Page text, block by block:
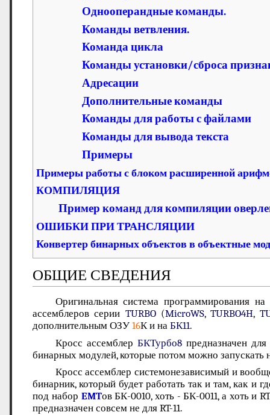
Однооперандные команды.
Команды ветвления.
Команда цикла
Команды установки/сброса
Адресации
Дополнительные команды
Команды для работы с файлами
Команды для вывода текста
Примеры
Примеры работы с блоком расширенной
КОМПИЛЯЦИЯ
Пример команд для компиляции
ОШИБКИ ПРИ ТРАНСЛЯЦИИ
Конвертер бинарных объектов в объектные
ОБЩИЕ СВЕДЕНИЯ
Оригинальная система программирования
ассемблеров серии TURBO(MicroWS,TURBO4H,
дополнительным ОЗУ16К и наБК11.
Кросс ассемблер БКТурбо8предназначен
бинарных модулей, которые потом можно запускать
Кросс ассемблер системонезависимый и
бинарник, который будет работать так и там, как и
под набор EMTов БК-0010, хоть - БК-0011, а хоть и
предназначен совсем не для RT-11.